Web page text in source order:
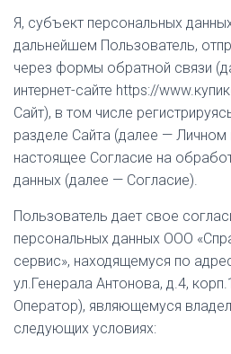
Я, субъект персональных
дальнейшем Пользователь,
через формы обратной связи
интернет-сайте https://
Сайт), в том числе
разделе Сайта (далее —
настоящее Согласие на
данных (далее — Согласие).
Пользователь дает свое
персональных данных ООО
сервис», находящемуся по
ул.Генерала Антонова, д.4,
Оператор), являющемуся
следующих условиях: